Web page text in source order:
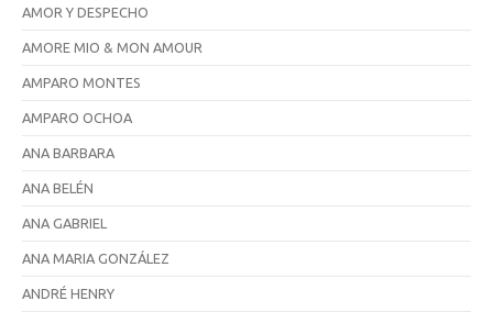
AMOR Y DESPECHO
AMORE MIO & MON AMOUR
AMPARO MONTES
AMPARO OCHOA
ANA BARBARA
ANA BELÉN
ANA GABRIEL
ANA MARIA GONZÁLEZ
ANDRÉ HENRY